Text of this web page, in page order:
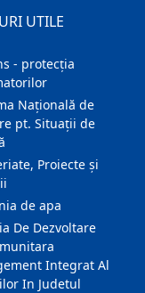
UTILE
- protecția
Națională de
pt. Situații de
Proiecte și
de apa
De Dezvoltare
Integrat Al
In Judetul